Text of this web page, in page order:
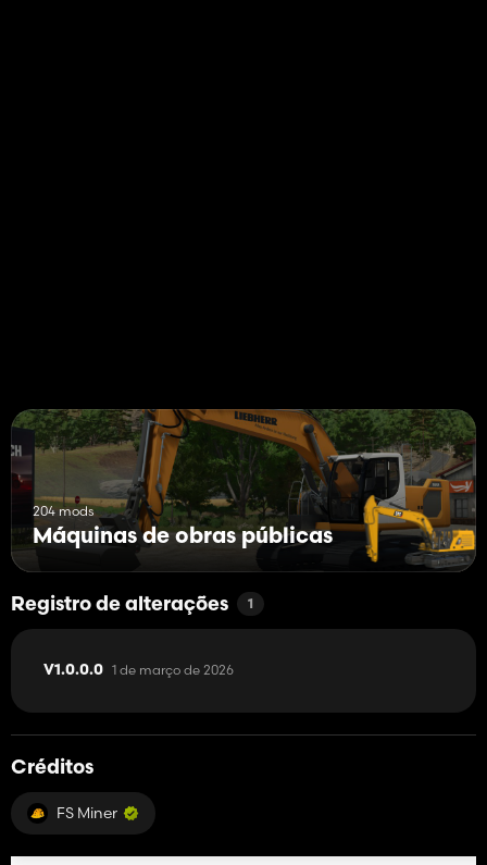
204 mods
Máquinas de obras públicas
Registro de alterações 1
V1.0.0.0 1 de março de 2026
Créditos
FS Miner